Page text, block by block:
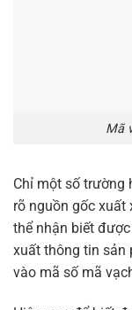
Mã
Chỉ một số trường
rõ nguồn gốc xuất
thể nhận biết
xuất thông tin sản
vào mã số mã